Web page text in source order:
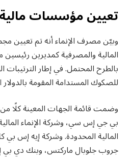
تعيين مؤسسات مالية
وبيّن مصرف الإنماء أنه تم تعيين
المالية والمصرفية كمديرين
بالطرح المحتمل. في إطار الترتيبات
للصكوك المستدامة المقومة بالدولار
وضمت قائمة الجهات المعينة كلًا
بي جي إس سي، وشركة الإنماء
المالية المحدودة. وشركة إيه إس بي
جروب جلوبال ماركتس، وبنك دي